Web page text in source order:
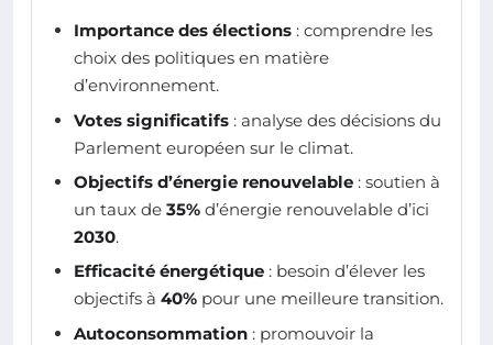
Importance des élections : comprendre les
choix des politiques en matière
d’environnement.
Votes significatifs : analyse des décisions du
Parlement européen sur le climat.
Objectifs d’énergie renouvelable : soutien à
un taux de 35% d’énergie renouvelable d’ici
2030.
Efficacité énergétique : besoin d’élever les
objectifs à 40% pour une meilleure transition.
Autoconsommation : promouvoir la